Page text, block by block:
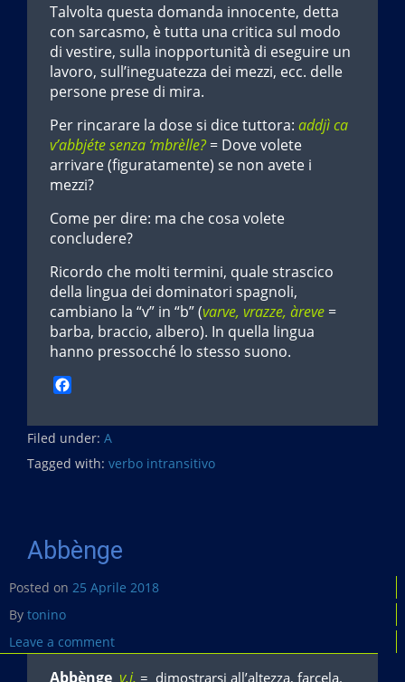
Talvolta questa domanda innocente, detta
con sarcasmo, è tutta una critica sul modo
di vestire, sulla inopportunità di eseguire un
lavoro, sull’ineguatezza dei mezzi, ecc. delle
persone prese di mira.
Per rincarare la dose si dice tuttora: addjì ca
v’abbjéte senza ‘mbrèlle?= Dove volete
arrivare (figuratamente) se non avete i
mezzi?
Come per dire: ma che cosa volete
concludere?
Ricordo che molti termini, quale strascico
della lingua dei dominatori spagnoli,
cambiano la “v” in “b” (varve, vrazze, àreve =
barba, braccio, albero). In quella lingua
hanno pressocché lo stesso suono.
c
e
b
Filed under: A
Tagged with: verbo intransitivo
Abbènge
Posted on 25 Aprile 2018
By tonino
Leave a comment
Abbènge v.i. = dimostrarsi all’altezza, farcela.